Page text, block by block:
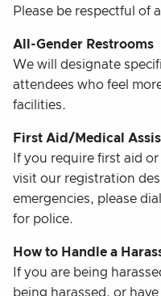
Please be respectful of
All-Gender Restrooms
We will designate
attendees who feel
facilities.
First Aid/Medical
If you require first aid
visit our registration
emergencies, please
for police.
How to Handle a
If you are being
being harassed, or